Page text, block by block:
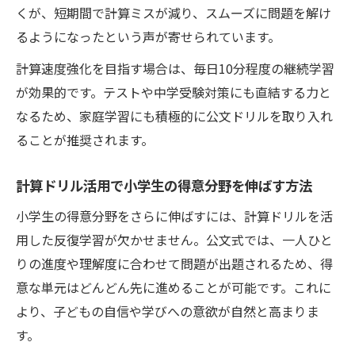
くが、短期間で計算ミスが減り、スムーズに問題を解け
るようになったという声が寄せられています。
計算速度強化を目指す場合は、毎日10分程度の継続学習
が効果的です。テストや中学受験対策にも直結する力と
なるため、家庭学習にも積極的に公文ドリルを取り入れ
ることが推奨されます。
計算ドリル活用で小学生の得意分野を伸ばす方法
小学生の得意分野をさらに伸ばすには、計算ドリルを活
用した反復学習が欠かせません。公文式では、一人ひと
りの進度や理解度に合わせて問題が出題されるため、得
意な単元はどんどん先に進めることが可能です。これに
より、子どもの自信や学びへの意欲が自然と高まりま
す。